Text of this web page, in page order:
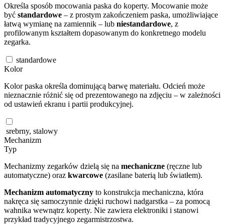
Określa sposób mocowania paska do koperty. Mocowanie może
być standardowe – z prostym zakończeniem paska, umożliwiające
łatwą wymianę na zamiennik – lub niestandardowe, z
profilowanym kształtem dopasowanym do konkretnego modelu
zegarka.
standardowe
Kolor
Kolor paska określa dominującą barwę materiału. Odcień może
nieznacznie różnić się od prezentowanego na zdjęciu – w zależności
od ustawień ekranu i partii produkcyjnej.
srebrny, stalowy
Mechanizm
Typ
Mechanizmy zegarków dzielą się na mechaniczne (ręczne lub
automatyczne) oraz kwarcowe (zasilane baterią lub światłem).
Mechanizm automatyczny to konstrukcja mechaniczna, która
nakręca się samoczynnie dzięki ruchowi nadgarstka – za pomocą
wahnika wewnątrz koperty. Nie zawiera elektroniki i stanowi
przykład tradycyjnego zegarmistrzostwa.